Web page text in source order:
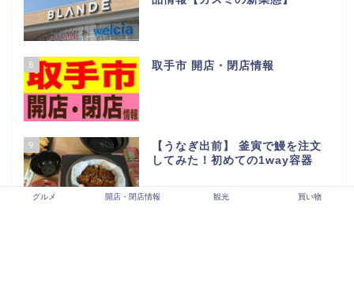
5
【2026年最新版】龍ヶ崎市開
店・閉店情報
6
LALAガーデンつくば閉店セール
行ってきた…
グルメ 開店・閉店情報 観光 買い物